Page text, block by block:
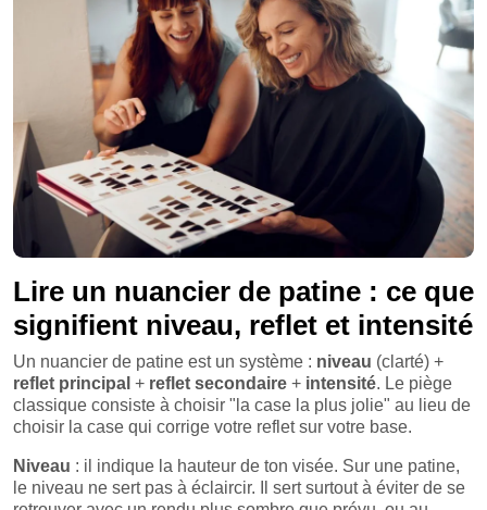
Lire un nuancier de patine : ce que
signifient niveau, reflet et intensité
Un nuancier de patine est un système : niveau (clarté) +
reflet principal + reflet secondaire + intensité. Le piège
classique consiste à choisir "la case la plus jolie" au lieu de
choisir la case qui corrige votre reflet sur votre base.
Niveau : il indique la hauteur de ton visée. Sur une patine,
le niveau ne sert pas à éclaircir. Il sert surtout à éviter de se